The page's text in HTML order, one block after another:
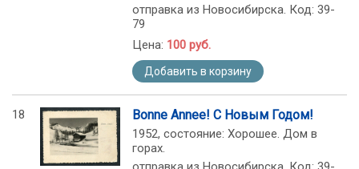
отправка из Новосибирска. Код: 39-
79
Цена: 100 руб.
Добавить в корзину
18 Bonne Annee! С Новым Годом!
1952, состояние: Хорошее. Дом в
горах.